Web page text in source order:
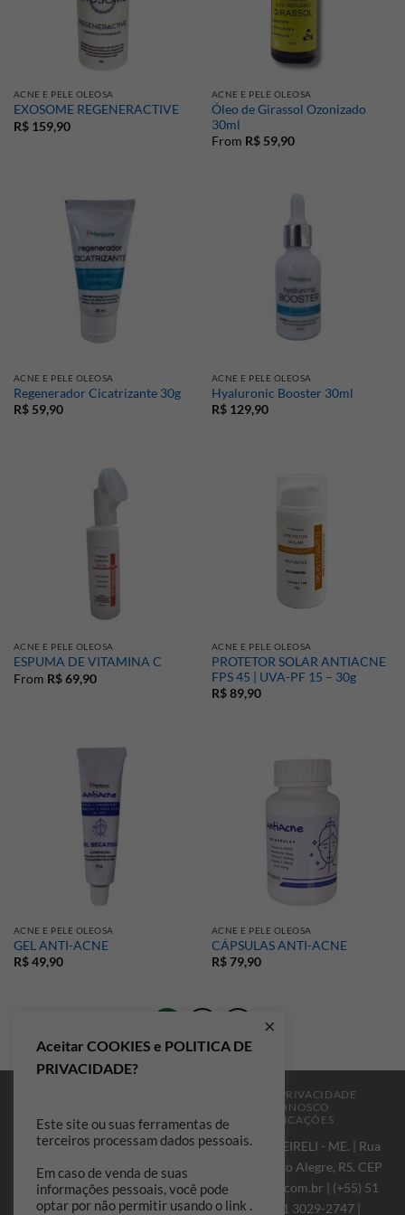
ACNE E PELE OLEOSA
EXOSOME REGENERACTIVE
R$159,90
ACNE E PELE OLEOSA
Óleo de Girassol Ozonizado
30ml
From R$59,90
ACNE E PELE OLEOSA
Regenerador Cicatrizante 30g
R$59,90
ACNE E PELE OLEOSA
Hyaluronic Booster 30ml
R$129,90
ACNE E PELE OLEOSA
ESPUMA DE VITAMINA C
From R$69,90
ACNE E PELE OLEOSA
PROTETOR SOLAR ANTIACNE
FPS 45 | UVA-PF 15 – 30g
R$89,90
ACNE E PELE OLEOSA
GEL ANTI-ACNE
R$49,90
ACNE E PELE OLEOSA
CÁPSULAS ANTI-ACNE
R$79,90
PRIVACIDADE
TRABALHE CONOSCO
FRETES E FORMAS DE ENVIO
CERTIFICAÇÕES
MANIPURA FARMÁCIA DE MANIPULAÇÃO EIRELI - ME. | Rua
Carlos Von Koseritz, 251, Bairro São João, Porto Alegre, RS. CEP
90540-031 - RS |contato@manipurafarmacia.com.br | (+55) 51
98150-0881 | (+55) 51 3019-3747 | (+55) 51 3029-2747 |
Aceitar COOKIES e POLITICA DE
PRIVACIDADE?
Este site ou suas ferramentas de
terceiros processam dados pessoais.
Em caso de venda de suas
informações pessoais, você pode
optar por não permitir usando o link .
×